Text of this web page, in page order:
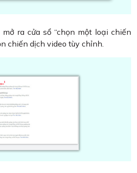
ra cửa sổ “chọn một loại chiến
chiến dịch video tùy chỉnh.